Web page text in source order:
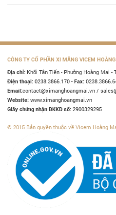
CÔNG TY CỔ PHẦN XI MĂNG VICEM HOÀNG
Địa chỉ: Khối Tân Tiến - Phường Hoàng Mai -
Điện thoại: 0238.3866.170 - Fax:
Email:contact@ximanghoangmai.vn /
Website: www.ximanghoangmai.vn
Giấy chứng nhận ĐKKD số: 2900329295
© 2015 Bản quyền thuộc về Vicem Hoàng